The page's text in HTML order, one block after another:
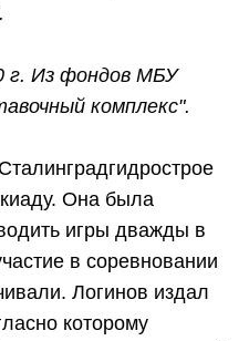
г. Из фондов МБУ
комплекс".
Она была
игры дважды в
в соревновании
Логинов издал
которому